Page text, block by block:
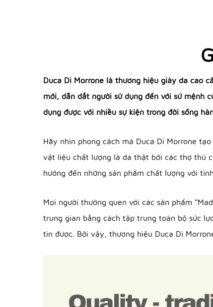
Duca Di Morrone là thương hiệu giày da cao
mới, dẫn dắt người sử dụng đến với sứ mệnh
dụng được với nhiều sự kiện trong đời sống
Hãy nhìn phong cách mà Duca Di Morrone
vật liệu chất lượng là da thật bởi các thợ thủ
hướng đến những sản phẩm chất lượng với
Mọi người thường quen với các sản phẩm
trung gian bằng cách tập trung toàn bộ sức
tin được. Bởi vậy, thương hiệu Duca Di